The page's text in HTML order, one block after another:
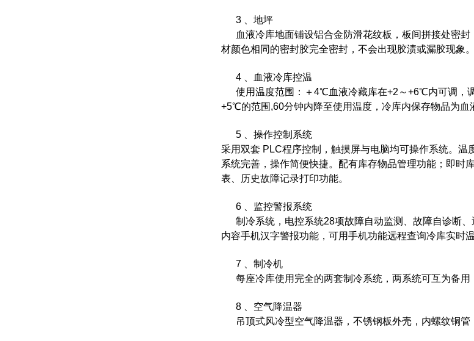
3 、地坪
血液冷库地面铺设铝合金防滑花纹板，板间拼接处密
材颜色相同的密封胶完全密封，不会出现胶渍或漏胶现象
4 、血液冷库控温
使用温度范围：＋4℃血液冷藏库在+2～+6℃内可调
+5℃的范围,60分钟内降至使用温度，冷库内保存物品为血
5 、操作控制系统
采用双套 PLC程序控制，触摸屏与电脑均可操作系统。
系统完善，操作简便快捷。配有库存物品管理功能；即时
表、历史故障记录打印功能。
6 、监控警报系统
制冷系统，电控系统28项故障自动监测、故障自诊断
内容手机汉字警报功能，可用手机功能远程查询冷库实时温
7 、制冷机
每座冷库使用完全的两套制冷系统，两系统可互为备
8 、空气降温器
吊顶式风冷型空气降温器，不锈钢板外壳，内螺纹铜管